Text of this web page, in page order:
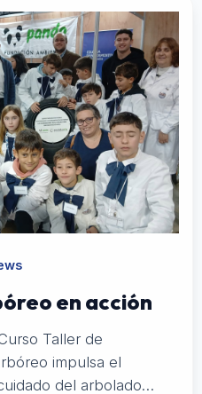
en acción
Taller de
impulsa el
del arbolado